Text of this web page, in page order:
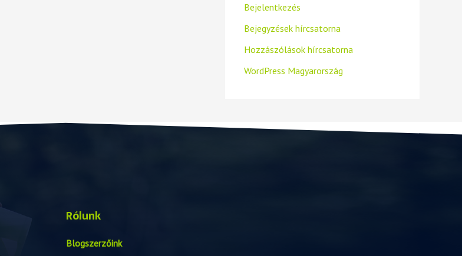
Bejelentkezés
Bejegyzések hírcsatorna
Hozzászólások hírcsatorna
WordPress Magyarország
Rólunk
Blogszerzőink